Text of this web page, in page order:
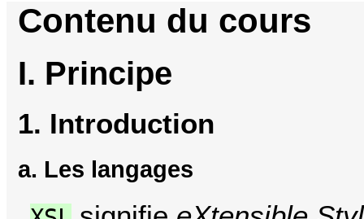
Contenu du cours
I. Principe
1. Introduction
a. Les langages